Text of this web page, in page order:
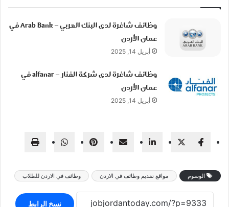
وظائف شاغرة لدى البنك العربي – Arab Bank في
عمان الأردن
أبريل 14, 2025
وظائف شاغرة لدى شركة الفنار – alfanar في
عمان الأردن
أبريل 14, 2025
الوسوم مواقع تقديم وظائف في الاردن وظائف في الاردن للطلاب
نسخ الرابط